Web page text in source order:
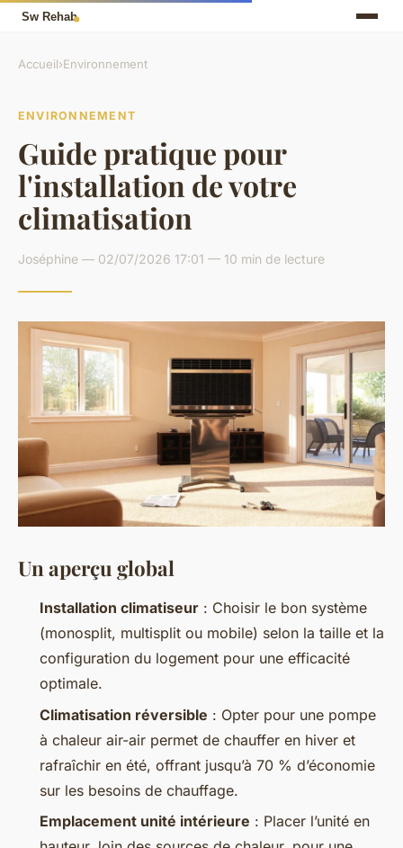
Accueil›Environnement
ENVIRONNEMENT
Guide pratique pour
l'installation de votre
climatisation
Joséphine — 02/07/2026 17:01 — 10 min de lecture
Un aperçu global
Installation climatiseur : Choisir le bon système
(monosplit, multisplit ou mobile) selon la taille et la
configuration du logement pour une efficacité
optimale.
Climatisation réversible : Opter pour une pompe
à chaleur air-air permet de chauffer en hiver et
rafraîchir en été, offrant jusqu’à 70 % d’économie
sur les besoins de chauffage.
Emplacement unité intérieure : Placer l’unité en